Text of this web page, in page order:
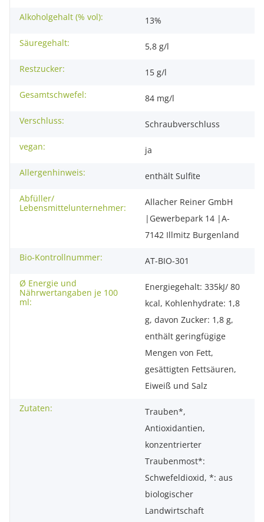
Alkoholgehalt (% vol):
13%
Säuregehalt:
5,8 g/l
Restzucker:
15 g/l
Gesamtschwefel:
84 mg/l
Verschluss:
Schraubverschluss
vegan:
ja
Allergenhinweis:
enthält Sulfite
Abfüller/
Lebensmittelunternehmer:
Allacher Reiner GmbH
|Gewerbepark 14 |A-
7142 Illmitz Burgenland
Bio-Kontrollnummer:
AT-BIO-301
Ø Energie und
Nährwertangaben je 100
ml:
Energiegehalt: 335kJ/ 80
kcal, Kohlenhydrate: 1,8
g, davon Zucker: 1,8 g,
enthält geringfügige
Mengen von Fett,
gesättigten Fettsäuren,
Eiweiß und Salz
Zutaten:
Trauben*,
Antioxidantien,
konzentrierter
Traubenmost*:
Schwefeldioxid, *: aus
biologischer
Landwirtschaft